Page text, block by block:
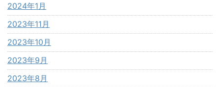
2024年1月
2023年11月
2023年10月
2023年9月
2023年8月